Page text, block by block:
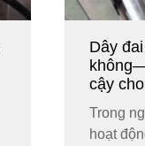
Dây
cậy
Trong
hoạt